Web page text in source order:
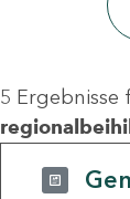
5 Ergebnisse